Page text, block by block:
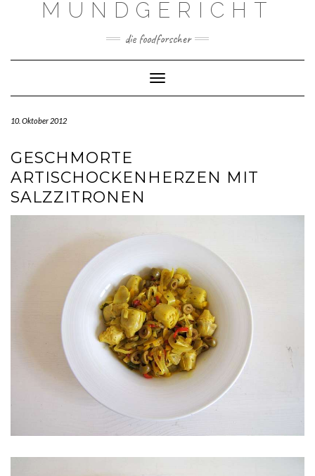
MUNDGERICHT
die foodforscher
Toggle Navigation
10. Oktober 2012
GESCHMORTE
ARTISCHOCKENHERZEN MIT
SALZZITRONEN